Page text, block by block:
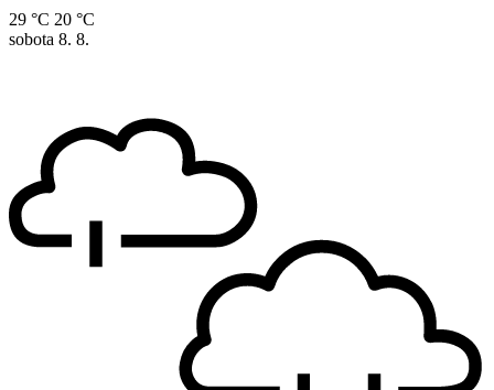
29 °C 20 °C
sobota 8. 8.